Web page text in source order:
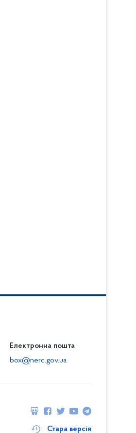
Електронна пошта
box@nerc.gov.ua
Стара версія